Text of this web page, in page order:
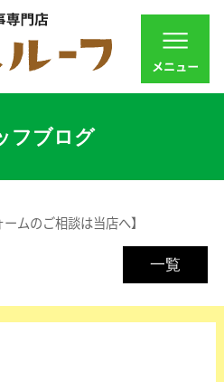
フブログ
ムのご相談は当店へ】
一覧